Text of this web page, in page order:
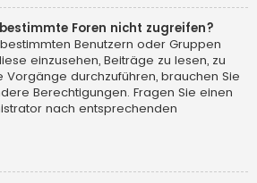
Foren nicht zugreifen?
Benutzern oder Gruppen
einzusehen, Beiträge zu lesen, zu
durchzuführen, brauchen Sie
Berechtigungen. Fragen Sie einen
nach entsprechenden